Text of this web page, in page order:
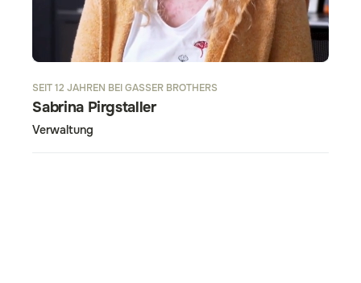
SEIT 12 JAHREN BEI GASSER BROTHERS
Sabrina Pirgstaller
Verwaltung